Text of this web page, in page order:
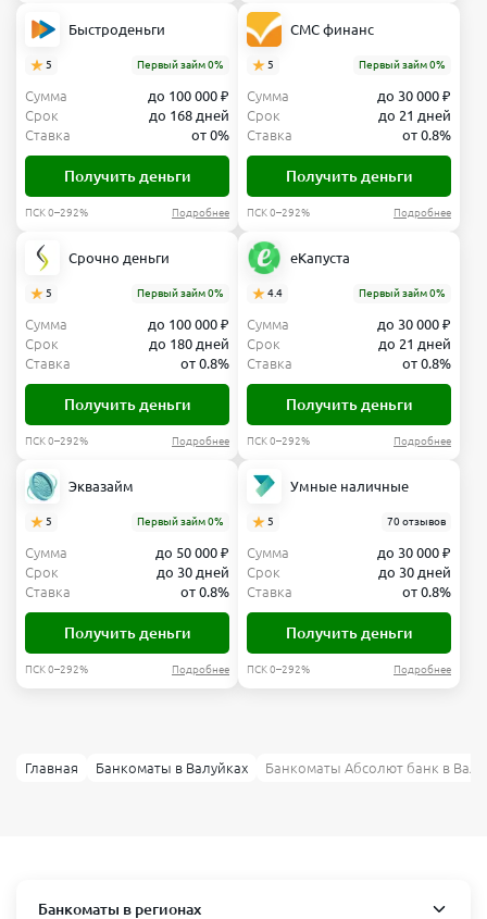
Быстроденьги
5 Первый займ 0%
Сумма
до 100 000 ₽
Срок
до 168 дней
Ставка
от 0%
Получить деньги
ПСК 0–292% Подробнее
СМС финанс
5 Первый займ 0%
Сумма
до 30 000 ₽
Срок
до 21 дней
Ставка
от 0.8%
Получить деньги
ПСК 0–292% Подробнее
Срочно деньги
5 Первый займ 0%
Сумма
до 100 000 ₽
Срок
до 180 дней
Ставка
от 0.8%
Получить деньги
ПСК 0–292% Подробнее
еКапуста
4.4 Первый займ 0%
Сумма
до 30 000 ₽
Срок
до 21 дней
Ставка
от 0.8%
Получить деньги
ПСК 0–292% Подробнее
Эквазайм
5 Первый займ 0%
Сумма
до 50 000 ₽
Срок
до 30 дней
Ставка
от 0.8%
Получить деньги
ПСК 0–292% Подробнее
Умные наличные
5 70 отзывов
Сумма
до 30 000 ₽
Срок
до 30 дней
Ставка
от 0.8%
Получить деньги
ПСК 0–292% Подробнее
Главная Банкоматы в Валуйках Банкоматы Абсолют банк в
Банкоматы в регионах